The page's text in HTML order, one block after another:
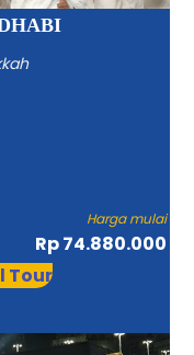
Harga mulai
Rp 74.880.000
Tour